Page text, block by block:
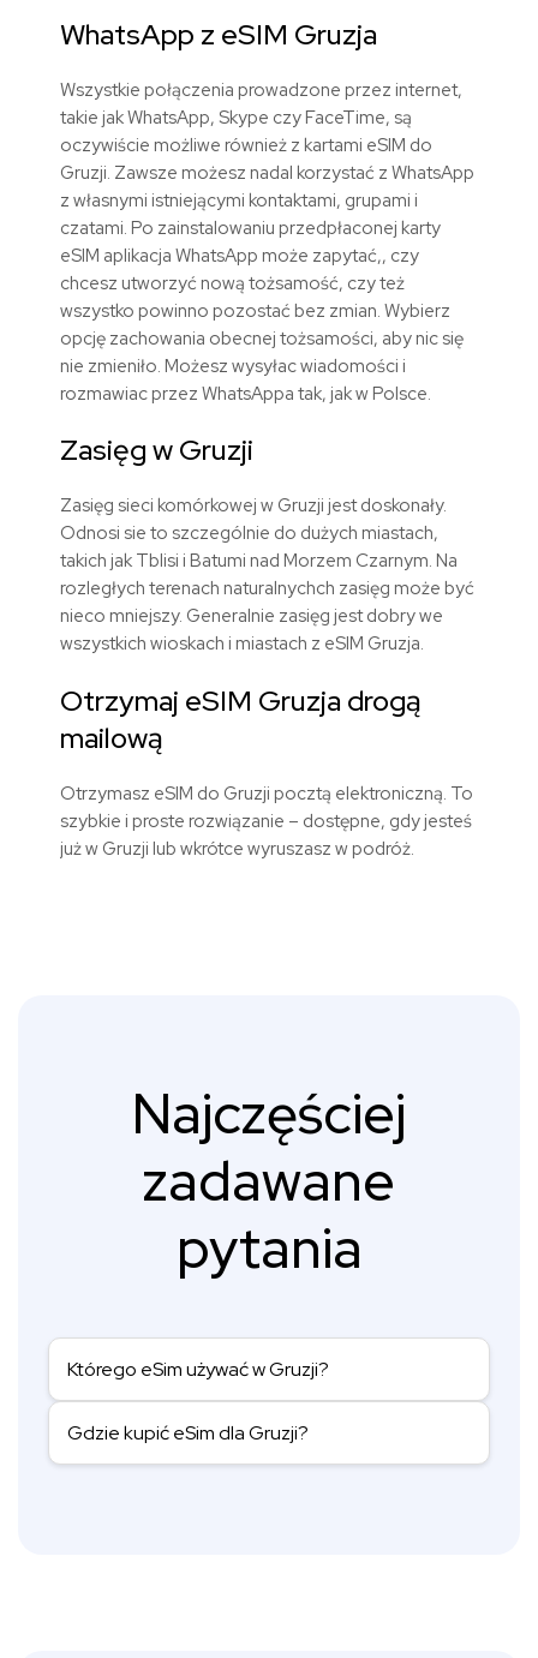
WhatsApp z eSIM Gruzja
Wszystkie połączenia prowadzone przez internet,
takie jak WhatsApp, Skype czy FaceTime, są
oczywiście możliwe również z kartami eSIM do
Gruzji. Zawsze możesz nadal korzystać z WhatsApp
z własnymi istniejącymi kontaktami, grupami i
czatami. Po zainstalowaniu przedpłaconej karty
eSIM aplikacja WhatsApp może zapytać,, czy
chcesz utworzyć nową tożsamość, czy też
wszystko powinno pozostać bez zmian. Wybierz
opcję zachowania obecnej tożsamości, aby nic się
nie zmieniło. Możesz wysyłac wiadomości i
rozmawiac przez WhatsAppa tak, jak w Polsce.
Zasięg w Gruzji
Zasięg sieci komórkowej w Gruzji jest doskonały.
Odnosi sie to szczególnie do dużych miastach,
takich jak Tblisi i Batumi nad Morzem Czarnym. Na
rozległych terenach naturalnychch zasięg może być
nieco mniejszy. Generalnie zasięg jest dobry we
wszystkich wioskach i miastach z eSIM Gruzja.
Otrzymaj eSIM Gruzja drogą
mailową
Otrzymasz eSIM do Gruzji pocztą elektroniczną. To
szybkie i proste rozwiązanie – dostępne, gdy jesteś
już w Gruzji lub wkrótce wyruszasz w podróż.
Najczęściej
zadawane
pytania
Którego eSim używać w Gruzji?
Gdzie kupić eSim dla Gruzji?